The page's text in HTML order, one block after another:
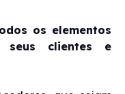
os elementos
seus clientes e